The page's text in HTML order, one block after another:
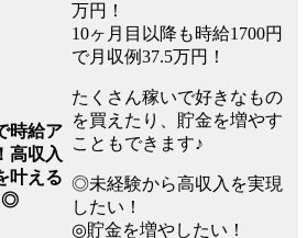
時給ア
高収入
叶える
◎
万円！
10ヶ月目以降も時給1700円
で月収例37.5万円！
たくさん稼いで好きなもの
を買えたり、貯金を増やす
こともできます♪
◎未経験から高収入を実現
したい！
◎貯金を増やしたい！